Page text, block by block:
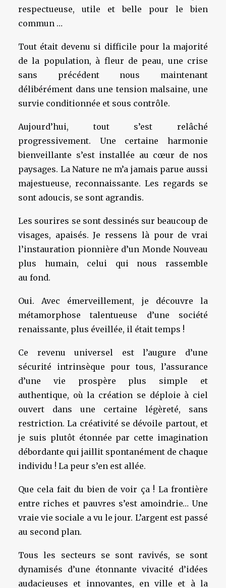
respectueuse, utile et belle pour le bien
commun …
Tout était devenu si difficile pour la majorité
de la population, à fleur de peau, une crise
sans précédent nous maintenant
délibérément dans une tension malsaine, une
survie conditionnée et sous contrôle.
Aujourd’hui, tout s’est relâché
progressivement. Une certaine harmonie
bienveillante s’est installée au cœur de nos
paysages. La Nature ne m’a jamais parue aussi
majestueuse, reconnaissante. Les regards se
sont adoucis, se sont agrandis.
Les sourires se sont dessinés sur beaucoup de
visages, apaisés. Je ressens là pour de vrai
l’instauration pionnière d’un Monde Nouveau
plus humain, celui qui nous rassemble
au fond.
Oui. Avec émerveillement, je découvre la
métamorphose talentueuse d’une société
renaissante, plus éveillée, il était temps !
Ce revenu universel est l’augure d’une
sécurité intrinsèque pour tous, l’assurance
d’une vie prospère plus simple et
authentique, où la création se déploie à ciel
ouvert dans une certaine légèreté, sans
restriction. La créativité se dévoile partout, et
je suis plutôt étonnée par cette imagination
débordante qui jaillit spontanément de chaque
individu ! La peur s’en est allée.
Que cela fait du bien de voir ça ! La frontière
entre riches et pauvres s’est amoindrie… Une
vraie vie sociale a vu le jour. L’argent est passé
au second plan.
Tous les secteurs se sont ravivés, se sont
dynamisés d’une étonnante vivacité d’idées
audacieuses et innovantes, en ville et à la